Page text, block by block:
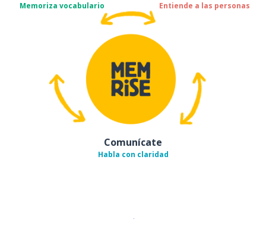
Memoriza vocabulario Entiende a las personas
Comunícate
Habla con claridad